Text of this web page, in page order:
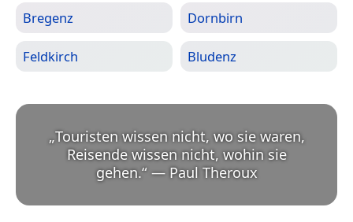
Bregenz Dornbirn
Feldkirch Bludenz
„Touristen wissen nicht, wo sie waren,
Reisende wissen nicht, wohin sie
gehen.“ — Paul Theroux